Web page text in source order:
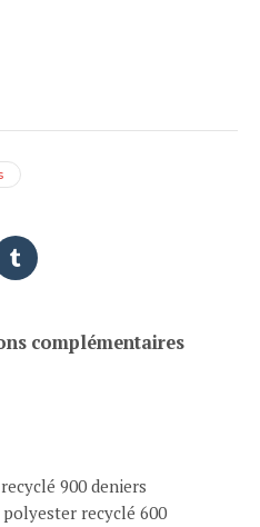
complémentaires
900 deniers
recyclé 600